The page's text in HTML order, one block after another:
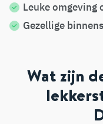
Leuke omgeving
Gezellige
Wat zijn